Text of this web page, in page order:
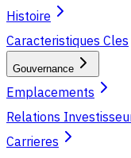
Histoire
Caracteristiques Cles
Gouvernance
Emplacements
Relations
Carrieres